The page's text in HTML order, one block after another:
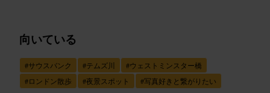
向いている
#サウスバンク #テムズ川 #ウェストミンスター橋
#ロンドン散歩 #夜景スポット #写真好きと繋がりたい